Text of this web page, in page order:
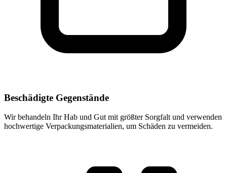
Beschädigte Gegenstände
Wir behandeln Ihr Hab und Gut mit größter Sorgfalt und verwenden
hochwertige Verpackungsmaterialien, um Schäden zu vermeiden.